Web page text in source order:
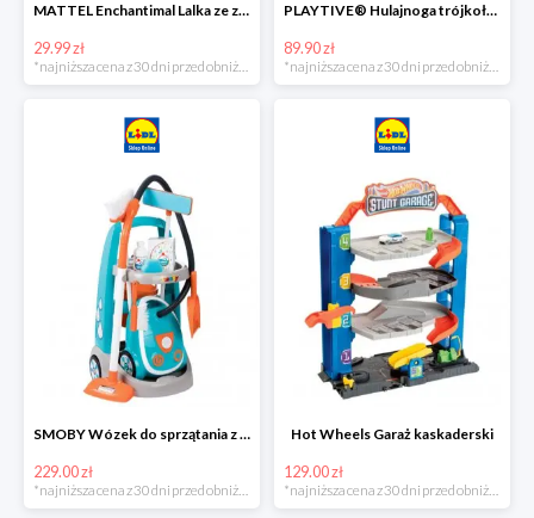
MATTEL Enchantimal Lalka ze zwierzątkiem
29.99 zł
*najniższa cena z 30 dni przed obniżką
PLAYTIVE® Hulajnoga trójkołowa Tri Scooter z diodami LED
89.90 zł
*najniższa cena z 30 dni przed obniżką
SMOBY Wózek do sprzątania z odkurzaczem
229.00 zł
Hot Wheels Garaż kaskaderski
129.00 zł